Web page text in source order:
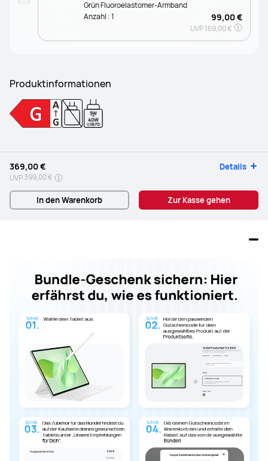
Grün Fluoroelastomer-Armband
99,00 €
UVP169,00 €
Anzahl :1
Produktinformationen
5W
-
40W
USB PD
369,00 € Details
UVP399,00 €
In den Warenkorb Zur Kasse gehen